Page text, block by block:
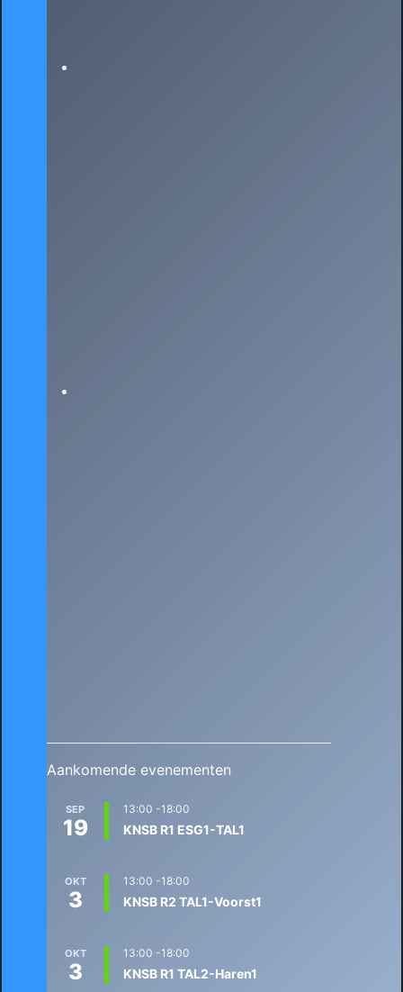
Aankomende evenementen
SEP
19
13:00 -18:00
KNSB R1 ESG1-TAL1
OKT
3
13:00 -18:00
KNSB R2 TAL1-Voorst1
OKT
3
13:00 -18:00
KNSB R1 TAL2-Haren1